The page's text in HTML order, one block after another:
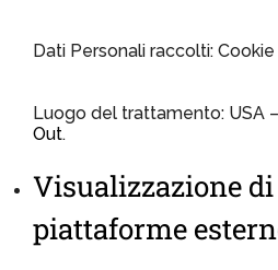
Dati Personali raccolti:
Luogo del trattamento: USA –
Out.
Visualizzazione
piattaforme